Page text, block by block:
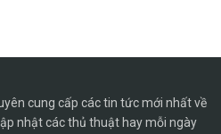
cung cấp các tin tức mới nhất về
nhật các thủ thuật hay mỗi ngày